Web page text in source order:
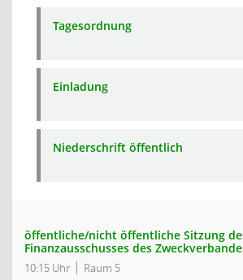
Tagesordnung
Einladung
Niederschrift öffentlich
öffentliche/nicht öffentliche Sitzung
Finanzausschusses des
10:15 Uhr Raum 5